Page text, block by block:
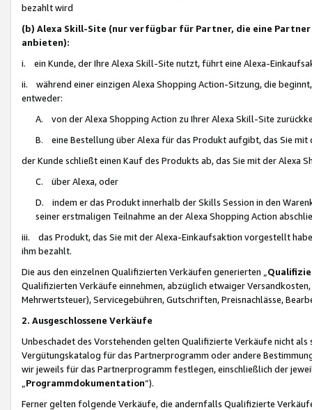
bezahlt wird
(b) Alexa Skill-Site (nur verfügbar für Partner, die eine
anbieten):
i. ein Kunde, der Ihre Alexa Skill-Site nutzt, führt eine Alexa-
ii. während einer einzigen Alexa Shopping Action-Sitzung, die
entweder:
A. von der Alexa Shopping Action zu Ihrer Alexa Skill-Site
B. eine Bestellung über Alexa für das Produkt aufgibt, das Sie mit
der Kunde schließt einen Kauf des Produkts ab, das Sie mit der Alexa
C. über Alexa, oder
D. indem er das Produkt innerhalb der Skills Session in den
seiner erstmaligen Teilnahme an der Alexa Shopping Action
iii. das Produkt, das Sie mit der Alexa-Einkaufsaktion vorgestellt
ihm bezahlt.
Die aus den einzelnen Qualifizierten Verkäufen generierten „
Qualifizierten Verkäufe einnehmen, abzüglich etwaiger
Mehrwertsteuer), Servicegebühren, Gutschriften, Preisnachlässe,
2. Ausgeschlossene Verkäufe
Unbeschadet des Vorstehenden gelten Qualifizierte Verkäufe nicht
Vergütungskatalog für das Partnerprogramm oder andere
wir jeweils für das Partnerprogramm festlegen, einschließlich der
Programmdokumentation“).
Ferner gelten folgende Verkäufe, die andernfalls Qualifizierte